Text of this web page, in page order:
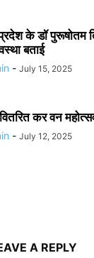
के डॉ पुरूषोतम
बताई
- July 15, 2025
कर वन
- July 12, 2025
A REPLY